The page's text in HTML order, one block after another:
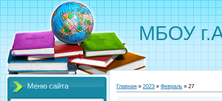
МБОУ
Меню сайта Главная » 2023 » Февраль » 27